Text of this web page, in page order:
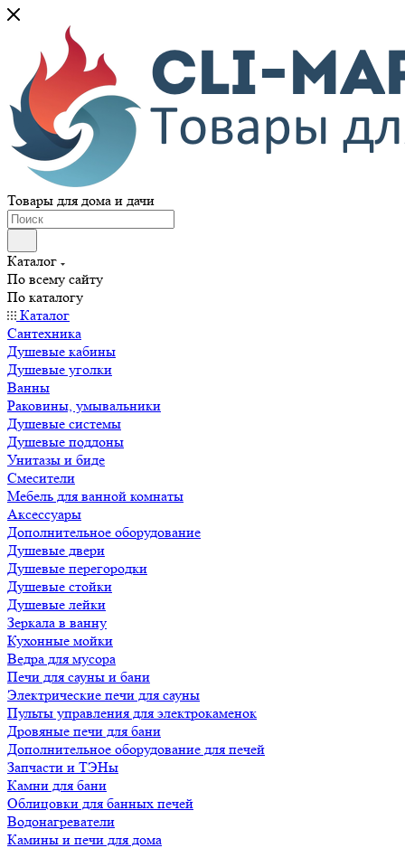
Товары для дома и дачи
Каталог
По всему сайту
По каталогу
Каталог
Сантехника
Душевые кабины
Душевые уголки
Ванны
Раковины, умывальники
Душевые системы
Душевые поддоны
Унитазы и биде
Смесители
Мебель для ванной комнаты
Аксессуары
Дополнительное оборудование
Душевые двери
Душевые перегородки
Душевые стойки
Душевые лейки
Зеркала в ванну
Кухонные мойки
Ведра для мусора
Печи для сауны и бани
Электрические печи для сауны
Пульты управления для электрокаменок
Дровяные печи для бани
Дополнительное оборудование для печей
Запчасти и ТЭНы
Камни для бани
Облицовки для банных печей
Водонагреватели
Камины и печи для дома